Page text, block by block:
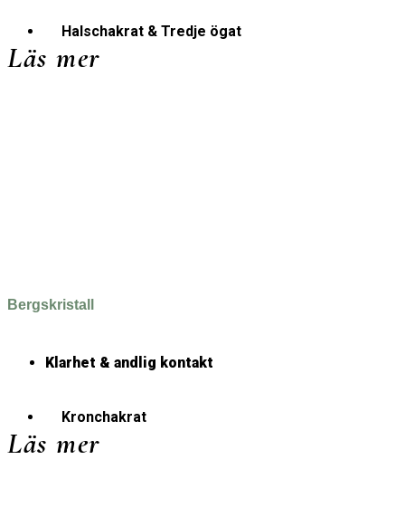
Halschakrat & Tredje ögat
Läs mer
Bergskristall
Klarhet & andlig kontakt
Kronchakrat
Läs mer